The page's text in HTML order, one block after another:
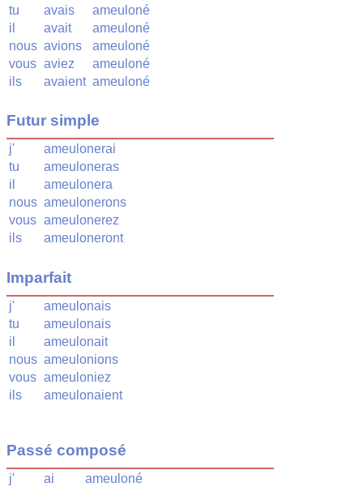
tu
avais
ameuloné
il
avait
ameuloné
nous avions
ameuloné
vous aviez
ameuloné
ils
avaient ameuloné
Futur simple
j'
ameulonerai
tu
ameuloneras
il
ameulonera
nous ameulonerons
vous ameulonerez
ils
ameuloneront
Imparfait
j'
ameulonais
tu
ameulonais
il
ameulonait
nous ameulonions
vous ameuloniez
ils
ameulonaient
Passé composé
j' ai
ameuloné